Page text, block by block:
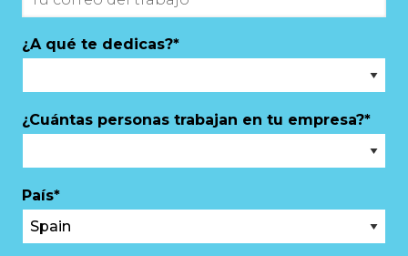
¿A qué te dedicas?*
¿Cuántas personas trabajan en tu empresa?*
País*